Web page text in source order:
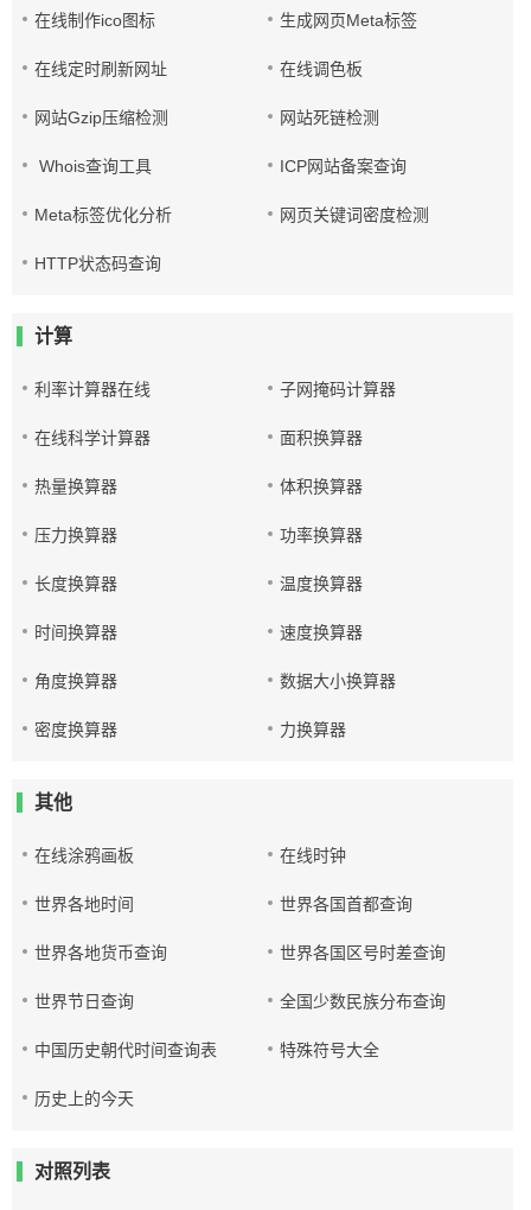
在线制作ico图标 生成网页Meta标签
在线定时刷新网址 在线调色板
网站Gzip压缩检测 网站死链检测
Whois查询工具 ICP网站备案查询
Meta标签优化分析 网页关键词密度检测
HTTP状态码查询
计算
利率计算器在线 子网掩码计算器
在线科学计算器 面积换算器
热量换算器 体积换算器
压力换算器 功率换算器
长度换算器 温度换算器
时间换算器 速度换算器
角度换算器 数据大小换算器
密度换算器 力换算器
其他
在线涂鸦画板 在线时钟
世界各地时间 世界各国首都查询
世界各地货币查询 世界各国区号时差查询
世界节日查询 全国少数民族分布查询
中国历史朝代时间查询表 特殊符号大全
历史上的今天
对照列表